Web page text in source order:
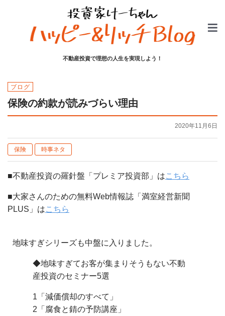
不動産投資で理想の人生を実現しよう！
ブログ
保険の約款が読みづらい理由
2020年11月6日
保険 時事ネタ
■不動産投資の羅針盤「プレミア投資部」はこちら
■大家さんのための無料Web情報誌「満室経営新聞
PLUS」はこちら
地味すぎシリーズも中盤に入りました。
◆地味すぎてお客が集まりそうもない不動
産投資のセミナー5選
1「減価償却のすべて」
2「腐食と錆の予防講座」